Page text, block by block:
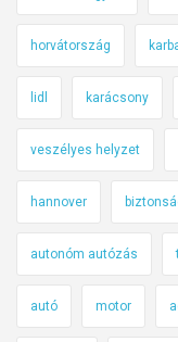
horvátország
lidl karácsony
veszélyes helyzet
hannover
autonóm autózás
autó motor